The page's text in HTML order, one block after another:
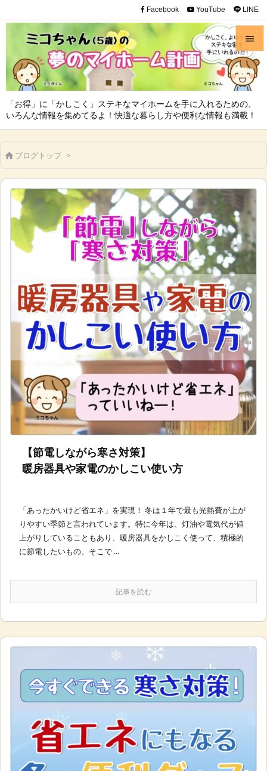
「お得」に「かしこく」ステキなマイホームを手に入れるための、
いろんな情報を集めてるよ！快適な暮らし方や便利な情報も満載！


メニュ

サイド

次へ

検索
Facebook YouTube LINE
 ブログトップ >
【節電しながら寒さ対策】
暖房器具や家電のかしこい使い方
「あったかいけど省エネ」を実現！ 冬は１年で最も光熱費が上が
りやすい季節と言われています。特に今年は、灯油や電気代が値
上がりしていることもあり、暖房器具をかしこく使って、積極的
に節電したいもの。そこで ...
記事を読む